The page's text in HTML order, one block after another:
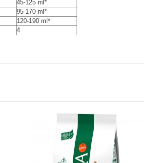
45-125 ml*
95-170 ml*
120-190 ml*
4